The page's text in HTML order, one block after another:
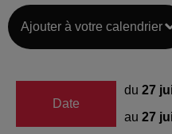
Ajouter à votre calendrier
Date
du 27
au 27